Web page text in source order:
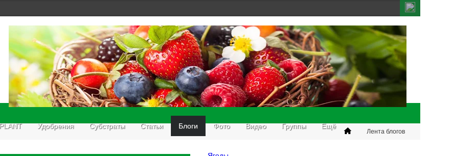
Удобрения Субстраты Статьи Блоги Фото Видео Группы Ещё
Лента блогов